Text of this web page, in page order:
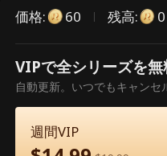
こちらは有料の
聴いただくに
価格: 60 残高: 0
VIPで全シリーズを
自動更新。いつでもキャンセ
週間VIP